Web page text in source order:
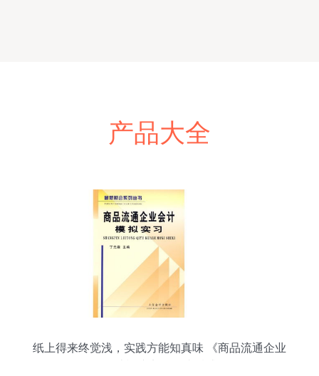
产品大全
纸上得来终觉浅，实践方能知真味 《商品流通企业